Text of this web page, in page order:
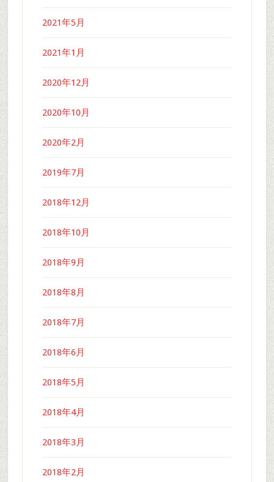
2021年5月
2021年1月
2020年12月
2020年10月
2020年2月
2019年7月
2018年12月
2018年10月
2018年9月
2018年8月
2018年7月
2018年6月
2018年5月
2018年4月
2018年3月
2018年2月